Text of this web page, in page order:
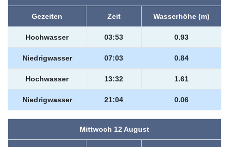
Gezeiten Zeit Wasserhöhe (m)
Hochwasser 03:53 0.93
Niedrigwasser 07:03 0.84
Hochwasser 13:32 1.61
Niedrigwasser 21:04 0.06
Mittwoch 12 August